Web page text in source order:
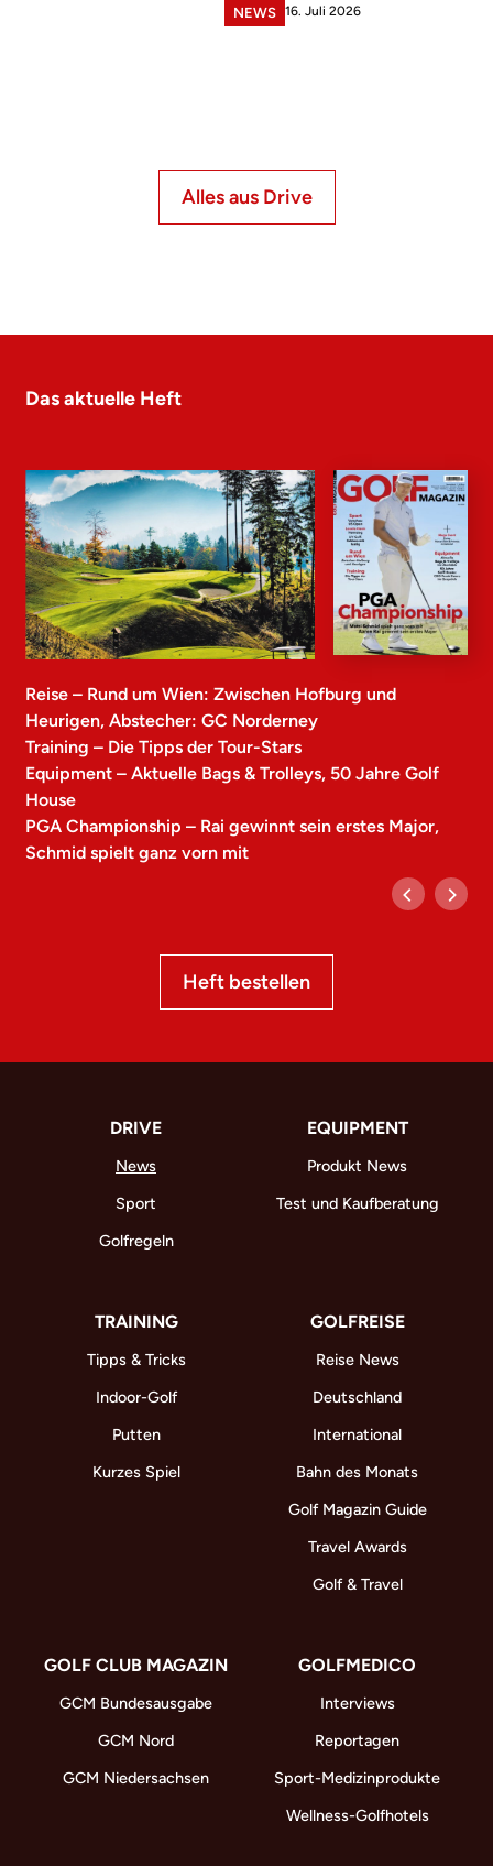
NEWS 16. Juli 2026
Alles aus Drive
Das aktuelle Heft
Reise – Rund um Wien: Zwischen Hofburg und
Heurigen, Abstecher: GC Norderney
Training – Die Tipps der Tour-Stars
Equipment – Aktuelle Bags & Trolleys, 50 Jahre Golf
House
PGA Championship – Rai gewinnt sein erstes Major,
Schmid spielt ganz vorn mit
Heft bestellen
DRIVE
News
Sport
Golfregeln
EQUIPMENT
Produkt News
Test und Kaufberatung
TRAINING
Tipps & Tricks
Indoor-Golf
Putten
Kurzes Spiel
GOLFREISE
Reise News
Deutschland
International
Bahn des Monats
Golf Magazin Guide
Travel Awards
Golf & Travel
GOLF CLUB MAGAZIN
GCM Bundesausgabe
GCM Nord
GCM Niedersachsen
GOLFMEDICO
Interviews
Reportagen
Sport-Medizinprodukte
Wellness-Golfhotels